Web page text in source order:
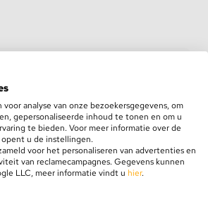
combinaties
producten
smart click
3 pins male
analyse van onze bezoekersgegevens, om
gepersonaliseerde inhoud te tonen en om u
te bieden. Voor meer informatie over de
u de instellingen.
voor het personaliseren van advertenties en
van reclamecampagnes. Gegevens kunnen
LLC, meer informatie vindt u hier.